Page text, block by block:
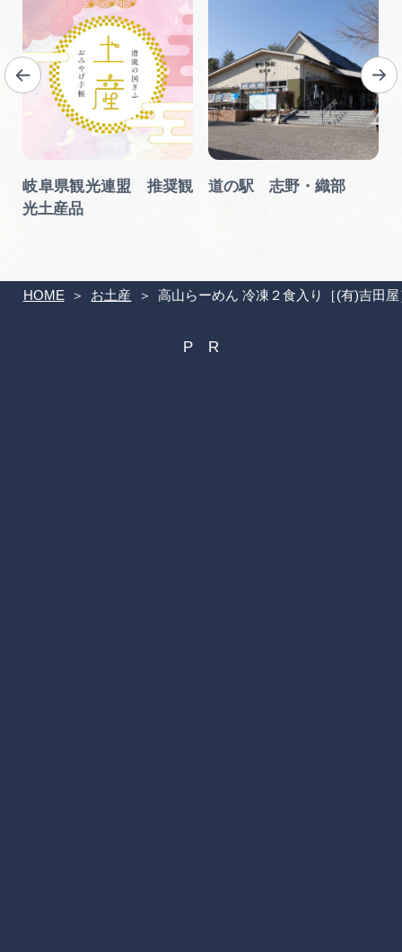
HOME お土産 高山らーめん 冷凍２食入り［(有)吉田
岐阜県観光連盟 推奨観
光土産品
道の駅 志野・織部